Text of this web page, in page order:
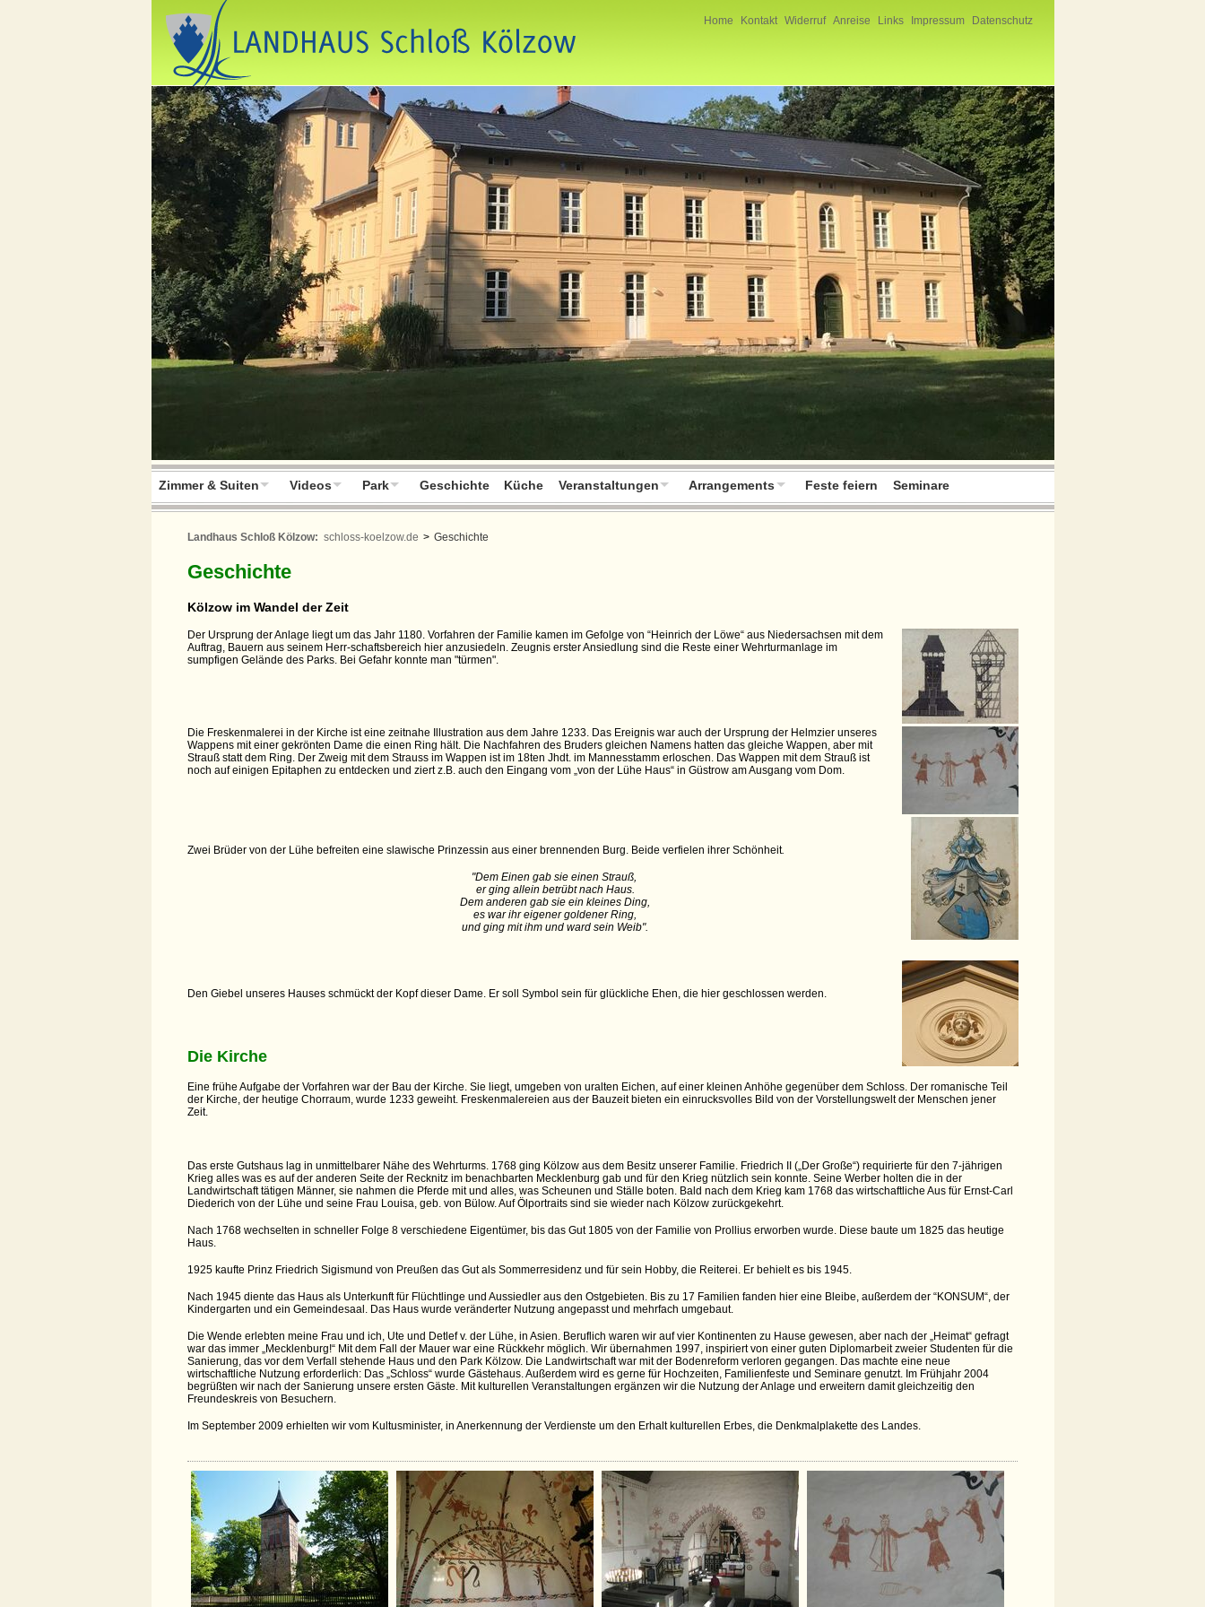
Home Kontakt Widerruf Anreise Links Impressum Datenschutz
Zimmer & Suiten Videos Park Geschichte Küche Veranstaltungen Arrangements Feste feiern Seminare
Landhaus Schloß Kölzow: schloss-koelzow.de > Geschichte
Geschichte
Kölzow im Wandel der Zeit
Der Ursprung der Anlage liegt um das Jahr 1180. Vorfahren der Familie kamen im Gefolge von “Heinrich der Löwe“ aus Niedersachsen mit dem
Auftrag, Bauern aus seinem Herr-schaftsbereich hier anzusiedeln. Zeugnis erster Ansiedlung sind die Reste einer Wehrturmanlage im
sumpfigen Gelände des Parks. Bei Gefahr konnte man "türmen".
Die Freskenmalerei in der Kirche ist eine zeitnahe Illustration aus dem Jahre 1233. Das Ereignis war auch der Ursprung der Helmzier unseres
Wappens mit einer gekrönten Dame die einen Ring hält. Die Nachfahren des Bruders gleichen Namens hatten das gleiche Wappen, aber mit
Strauß statt dem Ring. Der Zweig mit dem Strauss im Wappen ist im 18ten Jhdt. im Mannesstamm erloschen. Das Wappen mit dem Strauß ist
noch auf einigen Epitaphen zu entdecken und ziert z.B. auch den Eingang vom „von der Lühe Haus“ in Güstrow am Ausgang vom Dom.
Zwei Brüder von der Lühe befreiten eine slawische Prinzessin aus einer brennenden Burg. Beide verfielen ihrer Schönheit.
"Dem Einen gab sie einen Strauß,
er ging allein betrübt nach Haus.
Dem anderen gab sie ein kleines Ding,
es war ihr eigener goldener Ring,
und ging mit ihm und ward sein Weib".
Den Giebel unseres Hauses schmückt der Kopf dieser Dame. Er soll Symbol sein für glückliche Ehen, die hier geschlossen werden.
Die Kirche
Eine frühe Aufgabe der Vorfahren war der Bau der Kirche. Sie liegt, umgeben von uralten Eichen, auf einer kleinen Anhöhe gegenüber dem Schloss. Der romanische Teil
der Kirche, der heutige Chorraum, wurde 1233 geweiht. Freskenmalereien aus der Bauzeit bieten ein einrucksvolles Bild von der Vorstellungswelt der Menschen jener
Zeit.
Das erste Gutshaus lag in unmittelbarer Nähe des Wehrturms. 1768 ging Kölzow aus dem Besitz unserer Familie. Friedrich II („Der Große“) requirierte für den 7-jährigen
Krieg alles was es auf der anderen Seite der Recknitz im benachbarten Mecklenburg gab und für den Krieg nützlich sein konnte. Seine Werber holten die in der
Landwirtschaft tätigen Männer, sie nahmen die Pferde mit und alles, was Scheunen und Ställe boten. Bald nach dem Krieg kam 1768 das wirtschaftliche Aus für Ernst-Carl
Diederich von der Lühe und seine Frau Louisa, geb. von Bülow. Auf Ölportraits sind sie wieder nach Kölzow zurückgekehrt.
Nach 1768 wechselten in schneller Folge 8 verschiedene Eigentümer, bis das Gut 1805 von der Familie von Prollius erworben wurde. Diese baute um 1825 das heutige
Haus.
1925 kaufte Prinz Friedrich Sigismund von Preußen das Gut als Sommerresidenz und für sein Hobby, die Reiterei. Er behielt es bis 1945.
Nach 1945 diente das Haus als Unterkunft für Flüchtlinge und Aussiedler aus den Ostgebieten. Bis zu 17 Familien fanden hier eine Bleibe, außerdem der “KONSUM“, der
Kindergarten und ein Gemeindesaal. Das Haus wurde veränderter Nutzung angepasst und mehrfach umgebaut.
Die Wende erlebten meine Frau und ich, Ute und Detlef v. der Lühe, in Asien. Beruflich waren wir auf vier Kontinenten zu Hause gewesen, aber nach der „Heimat“ gefragt
war das immer „Mecklenburg!“ Mit dem Fall der Mauer war eine Rückkehr möglich. Wir übernahmen 1997, inspiriert von einer guten Diplomarbeit zweier Studenten für die
Sanierung, das vor dem Verfall stehende Haus und den Park Kölzow. Die Landwirtschaft war mit der Bodenreform verloren gegangen. Das machte eine neue
wirtschaftliche Nutzung erforderlich: Das „Schloss“ wurde Gästehaus. Außerdem wird es gerne für Hochzeiten, Familienfeste und Seminare genutzt. Im Frühjahr 2004
begrüßten wir nach der Sanierung unsere ersten Gäste. Mit kulturellen Veranstaltungen ergänzen wir die Nutzung der Anlage und erweitern damit gleichzeitig den
Freundeskreis von Besuchern.
Im September 2009 erhielten wir vom Kultusminister, in Anerkennung der Verdienste um den Erhalt kulturellen Erbes, die Denkmalplakette des Landes.